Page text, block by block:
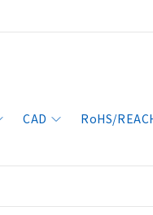
CAD RoHS/